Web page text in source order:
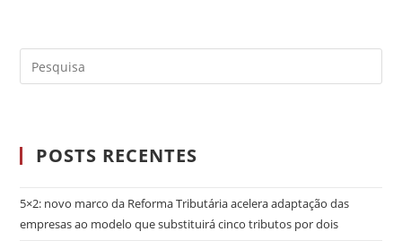
POSTS RECENTES
5×2: novo marco da Reforma Tributária acelera adaptação das
empresas ao modelo que substituirá cinco tributos por dois